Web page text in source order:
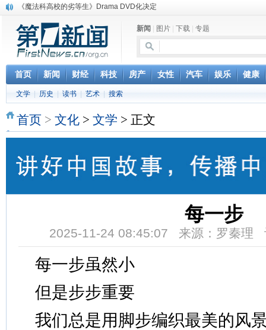
《魔法科高校的劣等生》Drama DVD化决定
消息称刘强东要求京东商城明年扭亏为盈
保健品也能吃出一身病? 康宝莱员工自揭多项家丑
煤价"跳水"电企利润"蹦高" 电煤联动亟待完善
苹果公司自建太阳能电厂为数据中心供电
吃饭、睡觉、黑人人？
网络电商和传统出版商的角逐：亚马逊停止接受Hachette所有图书订单
《中二病也想谈恋爱》女主角特报预告公开
新闻 图片 下载 专题
首页 新闻 财经 科技 房产 女性 汽车 娱乐 健康
文学 历史 读书 艺术 搜索
首页 > 文化 > 文学 > 正文
每一步
2025-11-24 08:45:07 来源：罗秦理
每一步虽然小
但是步步重要
我们总是用脚步编织最美的风